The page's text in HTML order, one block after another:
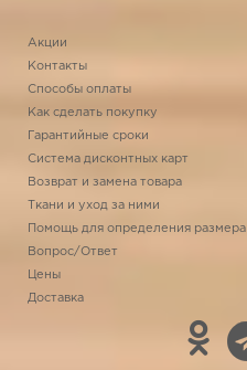
Акции
Контакты
Способы оплаты
Как сделать покупку
Гарантийные сроки
Система дисконтных карт
Возврат и замена товара
Ткани и уход за ними
Помощь для определения размера
Вопрос/Ответ
Цены
Доставка